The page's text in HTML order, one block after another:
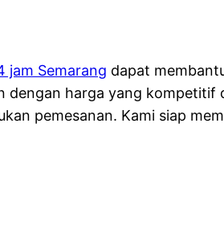
jam Semarang dapat
harga yang
pemesanan. Kami siap